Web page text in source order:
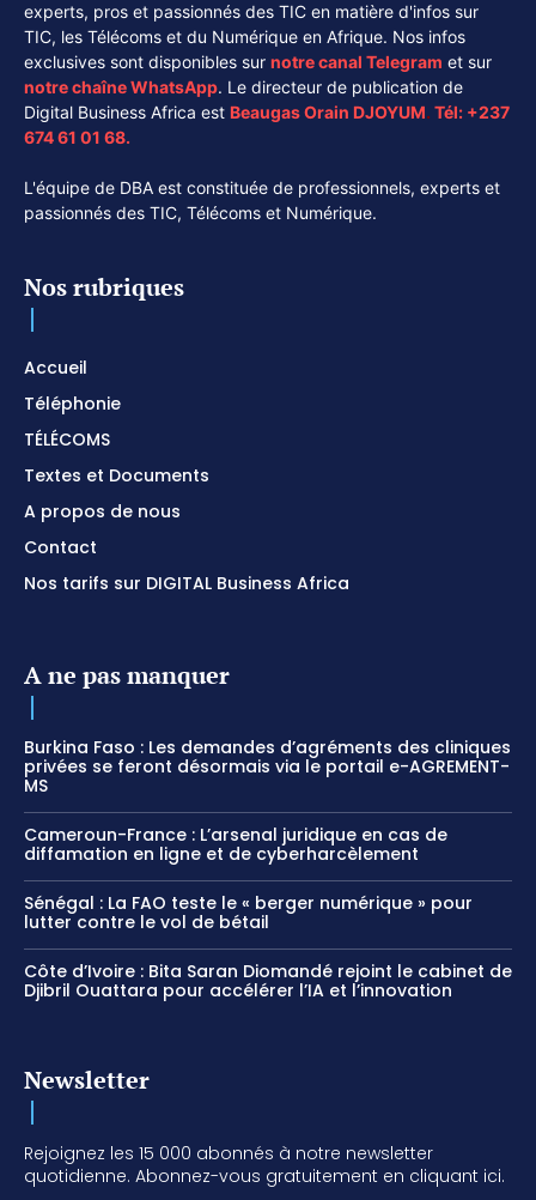
experts, pros et passionnés des TIC en matière d'infos sur
TIC, les Télécoms et du Numérique en Afrique. Nos infos
exclusives sont disponibles sur notre canal Telegram et sur
notre chaîneWhatsApp. Le directeur de publication de
Digital Business Africa est Beaugas Orain DJOYUM. Tél: +237
674 61 01 68.
L'équipe de DBA est constituée de professionnels, experts et
passionnés des TIC, Télécoms et Numérique.
Nos rubriques
Accueil
Téléphonie
TÉLÉCOMS
Textes et Documents
A propos de nous
Contact
Nos tarifs sur DIGITAL Business Africa
A ne pas manquer
Burkina Faso : Les demandes d’agréments des cliniques
privées se feront désormais via le portail e-AGREMENT-
MS
Cameroun-France : L’arsenal juridique en cas de
diffamation en ligne et de cyberharcèlement
Sénégal : La FAO teste le « berger numérique » pour
lutter contre le vol de bétail
Côte d’Ivoire : Bita Saran Diomandé rejoint le cabinet de
Djibril Ouattara pour accélérer l’IA et l’innovation
Newsletter
Rejoignez les 15 000 abonnés à notre newsletter
quotidienne. Abonnez-vous gratuitement en cliquant ici.